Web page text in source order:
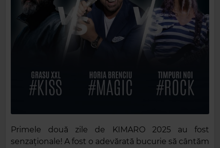
Primele două zile de KIMARO 2025 au fost
senzaționale! A fost o adevărată bucurie să cântăm